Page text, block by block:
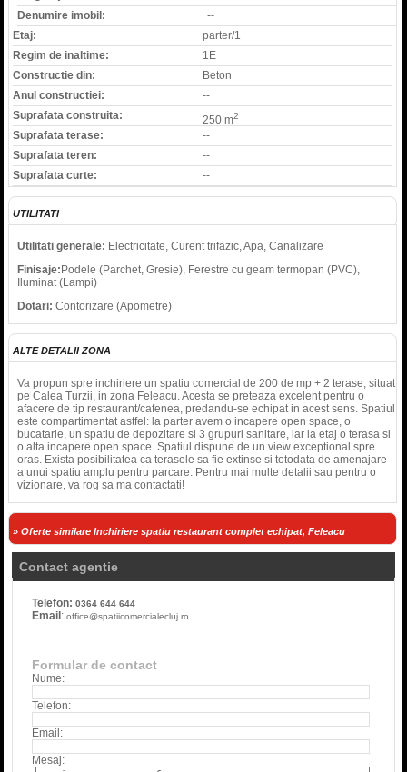
Denumire imobil:
--
Etaj:
parter/1
Regim de inaltime:
1E
Constructie din:
Beton
Anul constructiei:
--
Suprafata construita:
250 m2
Suprafata terase:
--
Suprafata teren:
--
Suprafata curte:
--
UTILITATI
Utilitati generale: Electricitate, Curent trifazic, Apa, Canalizare
Finisaje: Podele (Parchet, Gresie), Ferestre cu geam termopan (PVC),
Iluminat (Lampi)
Dotari: Contorizare (Apometre)
ALTE DETALII ZONA
Va propun spre inchiriere un spatiu comercial de 200 de mp + 2 terase, situat
pe Calea Turzii, in zona Feleacu. Acesta se preteaza excelent pentru o
afacere de tip restaurant/cafenea, predandu-se echipat in acest sens. Spatiul
este compartimentat astfel: la parter avem o incapere open space, o
bucatarie, un spatiu de depozitare si 3 grupuri sanitare, iar la etaj o terasa si
o alta incapere open space. Spatiul dispune de un view exceptional spre
oras. Exista posibilitatea ca terasele sa fie extinse si totodata de amenajare
a unui spatiu amplu pentru parcare. Pentru mai multe detalii sau pentru o
vizionare, va rog sa ma contactati!
» Oferte similare Inchiriere spatiu restaurant complet echipat, Feleacu
Contact agentie
Telefon:0364 644 644
Email :office@spatiicomercialecluj.ro
Formular de contact
Nume:
Telefon:
Email:
Mesaj: